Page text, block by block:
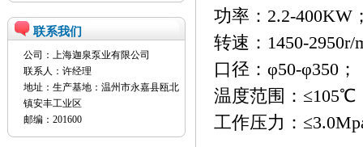
联系我们
公司：上海迦泉泵业有限公司
联系人：许经理
地址：生产基地：温州市永嘉县瓯北
镇安丰工业区
邮编：201600
功率：2.2-400KW
转速：1450-2950r/
口径：φ50-φ350；
温度范围：≤105℃
工作压力：